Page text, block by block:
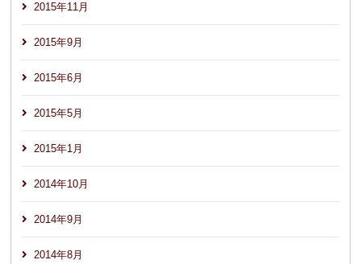
2015年11月
2015年9月
2015年6月
2015年5月
2015年1月
2014年10月
2014年9月
2014年8月